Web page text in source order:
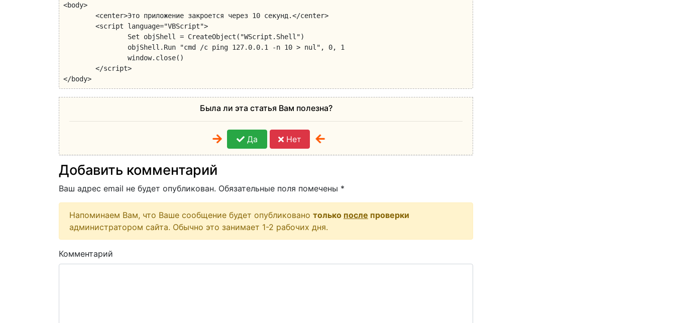
<body>
</body>
Была ли эта статья Вам полезна?
Да Нет
Добавить комментарий
Ваш адрес email не будет опубликован. Обязательные поля помечены *
Напоминаем Вам, что Ваше сообщение будет опубликовано только после проверки
администратором сайта. Обычно это занимает 1-2 рабочих дня.
Комментарий